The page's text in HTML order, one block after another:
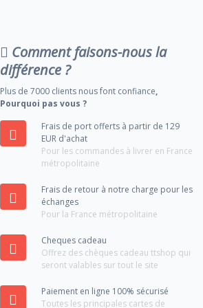
Comment faisons-nous la
différence ?
Plus de 7000 clients nous font confiance,
Pourquoi pas vous ?
Frais de port offerts à partir de 129
EUR d'achat
Pour les commandes à livrer en France
métropolitaine
Frais de retour à notre charge pour les
échanges
Pour la France métropolitaine
Cheques cadeau
Offrez des chèques cadeau ttshop qui
seront valables sur tout le site
Paiement en ligne 100% sécurisé
Toutes les principales cartes de